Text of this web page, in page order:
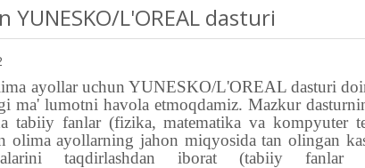
L'OREAL dasturi
ayollaruchun YUNESKO/L'OREAL dasturi
mа' lumotni havola etmoqdamiz. Маzkur
tabiiy fanlar (fizika, matematika va kompyuter
olima ayollarning jahon miqyosida tan olingan
taqdirlashdan iborat (tabiiy fanlar